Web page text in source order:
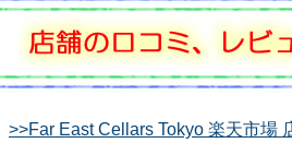
>>Far East Cellars Tokyo 楽天市場